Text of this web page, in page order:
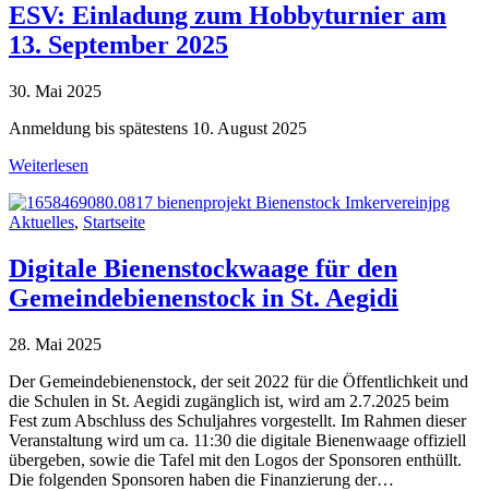
ESV: Einladung zum Hobbyturnier am
13. September 2025
30. Mai 2025
Anmeldung bis spätestens 10. August 2025
Weiterlesen
Aktuelles, Startseite
Digitale Bienenstockwaage für den
Gemeindebienenstock in St. Aegidi
28. Mai 2025
Der Gemeindebienenstock, der seit 2022 für die Öffentlichkeit und
die Schulen in St. Aegidi zugänglich ist, wird am 2.7.2025 beim
Fest zum Abschluss des Schuljahres vorgestellt. Im Rahmen dieser
Veranstaltung wird um ca. 11:30 die digitale Bienenwaage offiziell
übergeben, sowie die Tafel mit den Logos der Sponsoren enthüllt.
Die folgenden Sponsoren haben die Finanzierung der…